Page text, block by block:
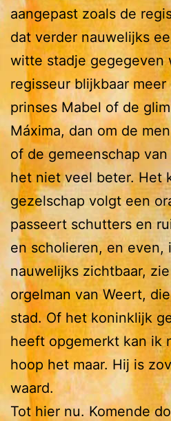
aangepast zoals de
dat verder nauwelijks
witte stadje gegegeven
regisseur blijkbaar
prinses Mabel of de
Máxima, dan om de
of de gemeenschap
het niet veel beter. Het
gezelschap volgt een
passeert schutters en
en scholieren, en even,
nauwelijks zichtbaar,
orgelman van Weert,
stad. Of het koninklijk
heeft opgemerkt kan ik
hoop het maar. Hij is
waard.
Tot hier nu. Komende